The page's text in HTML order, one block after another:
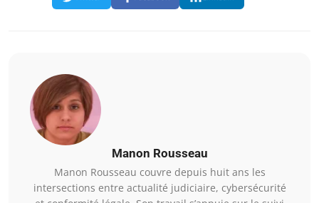
Manon Rousseau
Manon Rousseau couvre depuis huit ans les
intersections entre actualité judiciaire, cybersécurité